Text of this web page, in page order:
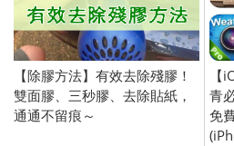
【除膠方法】有效去除殘膠！
雙面膠、三秒膠、去除貼紙，
通通不留痕～
【
青
免